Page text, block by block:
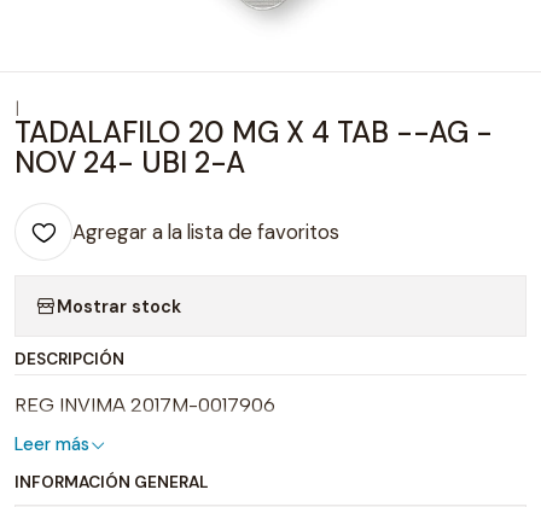
TADALAFILO 20 MG X 4 TAB --AG -
NOV 24- UBI 2-A
Agregar a la lista de favoritos
Mostrar stock
DESCRIPCIÓN
REG INVIMA 2017M-0017906
Leer más
INFORMACIÓN GENERAL